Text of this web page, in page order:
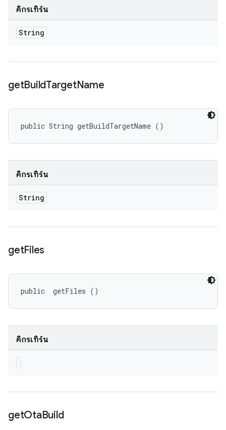
คิกรีเทิร์น
String
getBuildTargetName
public String getBuildTargetName ()
คิกรีเทิร์น
String
getFiles
public getFiles ()
คิกรีเทิร์น
getOtaBuild